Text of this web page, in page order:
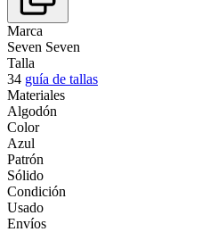
Marca
Seven Seven
Talla
34 guía de tallas
Materiales
Algodón
Color
Azul
Patrón
Sólido
Condición
Usado
Envíos